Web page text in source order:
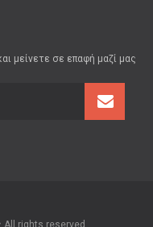
μείνετε σε επαφή μαζί μας